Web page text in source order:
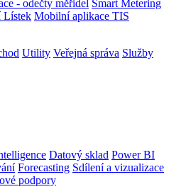
- odečty měřidel Smart Metering
Lístek Mobilní aplikace TIS
Utility Veřejná správa Služby
Datový sklad Power BI
Forecasting Sdílení a vizualizace
podpory